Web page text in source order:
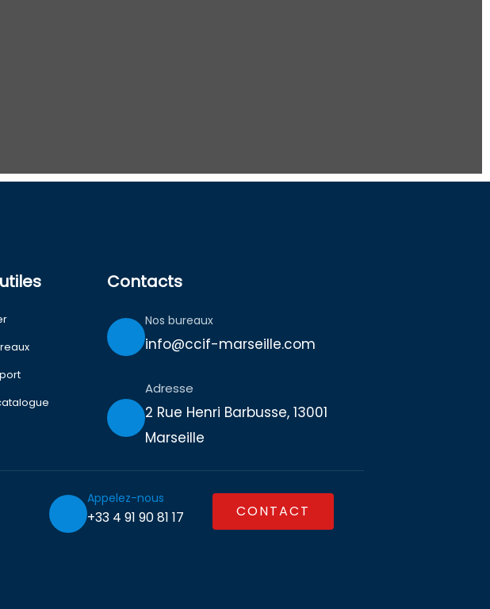
Contacts
Nos bureaux
info@ccif-marseille.com
Adresse
2 Rue Henri Barbusse, 13001
Marseille
Appelez-nous
+33 4 91 90 81 17 CONTACT